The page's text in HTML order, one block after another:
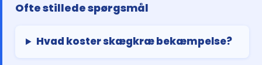
Ofte stillede spørgsmål
Hvad koster skægkræ bekæmpelse?